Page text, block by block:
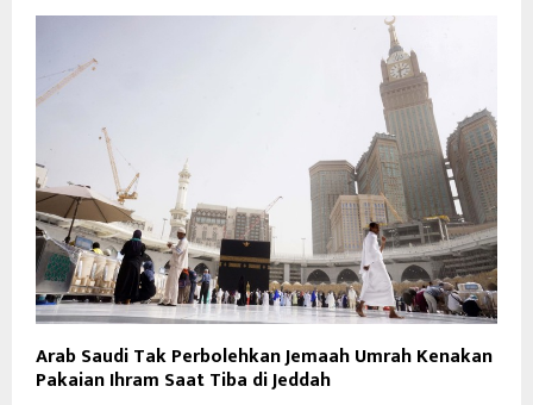
Arab Saudi Tak Perbolehkan Jemaah Umrah Kenakan
Pakaian Ihram Saat Tiba di Jeddah